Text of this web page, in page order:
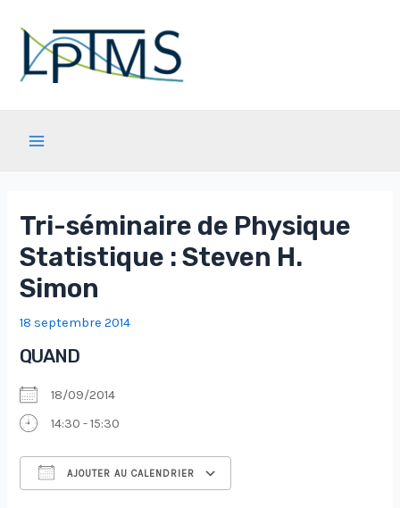
contenu
Tri-séminaire de Physique
Statistique : Steven H.
Simon
18 septembre 2014
QUAND
18/09/2014
14:30 - 15:30
AJOUTER AU CALENDRIER